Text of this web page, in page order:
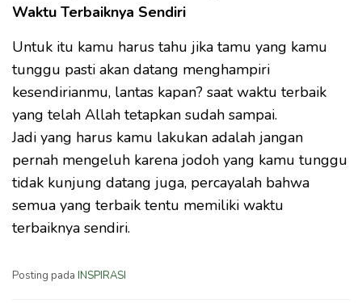
Waktu Terbaiknya Sendiri
Untuk itu kamu harus tahu jika tamu yang kamu
tunggu pasti akan datang menghampiri
kesendirianmu, lantas kapan? saat waktu terbaik
yang telah Allah tetapkan sudah sampai.
Jadi yang harus kamu lakukan adalah jangan
pernah mengeluh karena jodoh yang kamu tunggu
tidak kunjung datang juga, percayalah bahwa
semua yang terbaik tentu memiliki waktu
terbaiknya sendiri.
Posting pada INSPIRASI